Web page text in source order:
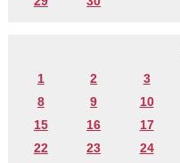
1 2 3
8
9 10
15
16 17
22
23 24